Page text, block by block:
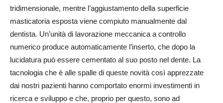
tridimensionale, mentre l’aggiustamento della superficie
masticatoria esposta viene compiuto manualmente dal
dentista. Un’unità di lavorazione meccanica a controllo
numerico produce automaticamente l’inserto, che dopo la
lucidatura può essere cementato al suo posto nel dente. La
tacnologia che è alle spalle di queste novità così apprezzate
dai nostri pazienti hanno comportato enormi investimenti in
ricerca e sviluppo e che, proprio per questo, sono ad